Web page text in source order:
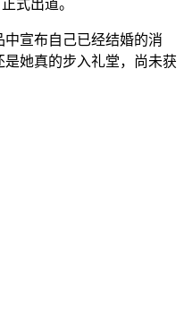
式出道。
中宣布自己已经结婚的消
她真的步入礼堂，尚未获